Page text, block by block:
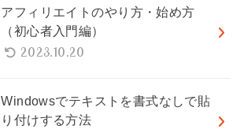
アフィリエイトのやり方・始め方
（初心者入門編）
2023.10.20
Windowsでテキストを書式なしで貼
り付けする方法